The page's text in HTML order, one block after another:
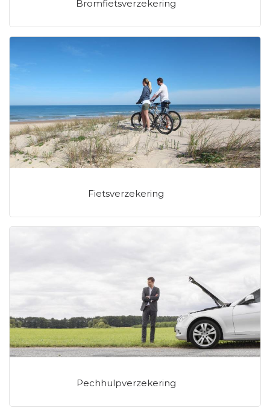
Bromfietsverzekering
Fietsverzekering
Pechhulpverzekering